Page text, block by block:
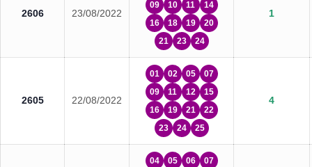
2606 23/08/2022
09
10 11
14
16
18 19
20
21
23 24
1
2605 22/08/2022
01 02 05
07
09
11 12
15
16
19 21
22
23
24 25
4
04 05 06
07